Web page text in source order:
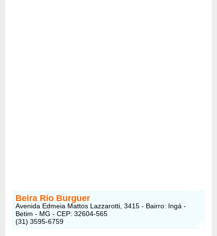
Beira Rio Burguer
Avenida Edmeia Mattos Lazzarotti, 3415 - Bairro: Ingá -
Betim - MG - CEP: 32604-565
(31) 3595-6759